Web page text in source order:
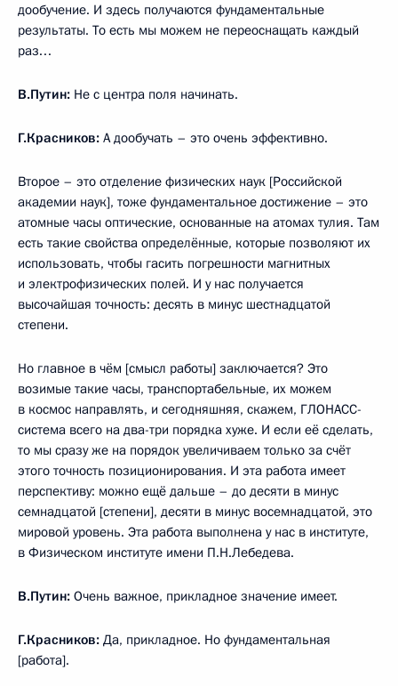
дообучение. И здесь получаются фундаментальные
результаты. То есть мы можем не переоснащать каждый
раз…
В.Путин: Не с центра поля начинать.
Г.Красников: А дообучать – это очень эффективно.
Второе – это отделение физических наук [Российской
академии наук], тоже фундаментальное достижение – это
атомные часы оптические, основанные на атомах тулия. Там
есть такие свойства определённые, которые позволяют их
использовать, чтобы гасить погрешности магнитных
и электрофизических полей. И у нас получается
высочайшая точность: десять в минус шестнадцатой
степени.
Но главное в чём [смысл работы] заключается? Это
возимые такие часы, транспортабельные, их можем
в космос направлять, и сегодняшняя, скажем, ГЛОНАСС-
система всего на два-три порядка хуже. И если её сделать,
то мы сразу же на порядок увеличиваем только за счёт
этого точность позиционирования. И эта работа имеет
перспективу: можно ещё дальше – до десяти в минус
семнадцатой [степени], десяти в минус восемнадцатой, это
мировой уровень. Эта работа выполнена у нас в институте,
в Физическом институте имени П.Н.Лебедева.
В.Путин: Очень важное, прикладное значение имеет.
Г.Красников: Да, прикладное. Но фундаментальная
[работа].